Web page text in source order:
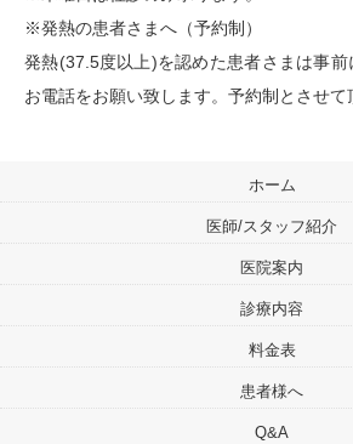
※発熱の患者さまへ（予約制）
発熱(37.5度以上)を認めた患者さまは事
お電話をお願い致します。予約制とさせて
ホーム
医師/スタッフ紹介
医院案内
診療内容
料金表
患者様へ
Q&A